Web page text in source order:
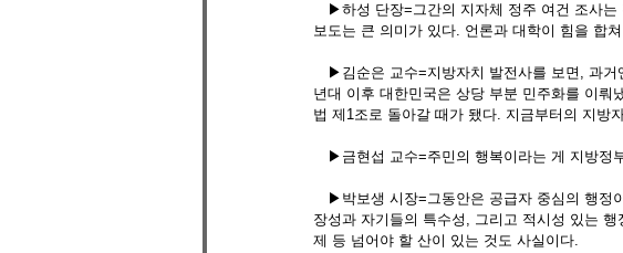
▶하성 단장=그간의 지자체 정주 여건 조사는
보도는 큰 의미가 있다. 언론과 대학이 힘을 합
▶김순은 교수=지방자치 발전사를 보면, 과거
년대 이후 대한민국은 상당 부분 민주화를 이뤄
법 제1조로 돌아갈 때가 됐다. 지금부터의 지방
▶금현섭 교수=주민의 행복이라는 게 지방정
▶박보생 시장=그동안은 공급자 중심의 행정
장성과 자기들의 특수성, 그리고 적시성 있는
제 등 넘어야 할 산이 있는 것도 사실이다.